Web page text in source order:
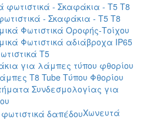
- Σκαφάκια - Τ5 T8
Φωτιστικά Οροφής-Τοίχου
Φωτιστικά αδιάβροχα IP65
T5
για λάμπες τύπου φθορίου
T8 Tube Τύπου Φθορίου
Συνδεσμολογίας για
Χωνευτά